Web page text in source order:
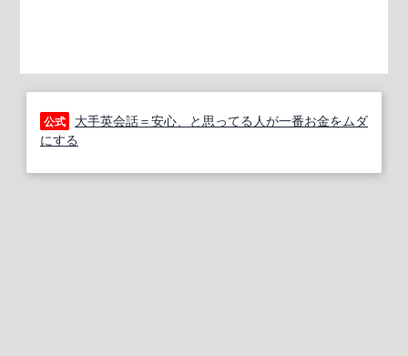
公式
大手英会話＝安心、と思ってる人が一番お金をムダ
にする